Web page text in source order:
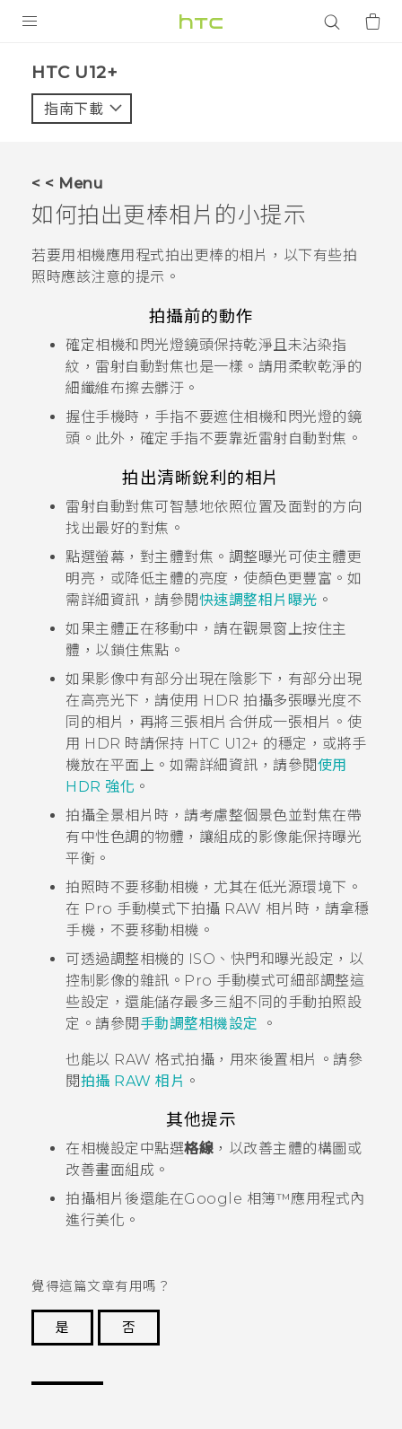
VIVE
應用程式
HTC U12+‎
指南下載
< < Menu
如何拍出更棒相片的小提示
若要用 相機應用程式拍出更棒的相片，以下有些拍
照時應該注意的提示。
拍攝前的動作
確定相機和閃光燈鏡頭保持乾淨且未沾染指
紋， 雷射自動對焦也是一樣。 請用柔軟乾淨的
細纖維布擦去髒汙。
握住手機時，手指不要遮住相機和閃光燈的鏡
頭。 此外，確定手指不要靠近雷射自動對焦。
拍出清晰銳利的相片
雷射自動對焦可智慧地依照位置及面對的方向
找出最好的對焦。
點選螢幕，對主體對焦。調整曝光可使主體更
明亮，或降低主體的亮度，使顏色更豐富。如
需詳細資訊，請參閱快速調整相片曝光 。
如果主體正在移動中，請在觀景窗上按住主
體，以鎖住焦點。
如果影像中有部分出現在陰影下，有部分出現
在高亮光下，請使用 HDR 拍攝多張曝光度不
同的相片，再將三張相片合併成一張相片。使
用 HDR 時請保持 HTC U12+‍ 的穩定，或將手
機放在平面上。如需詳細資訊，請參閱使用
HDR 強化 。
拍攝全景相片時，請考慮整個景色並對焦在帶
有中性色調的物體，讓組成的影像能保持曝光
平衡。
拍照時不要移動相機，尤其在低光源環境下。
在 Pro 手動模式下拍攝 RAW 相片時，請拿穩
手機，不要移動相機。
可透過調整相機的 ISO、快門和曝光設定，以
控制影像的雜訊。Pro 手動模式可細部調整這
些設定，還能儲存最多三組不同的手動拍照設
定。請參閱 手動調整相機設定 。
也能以 RAW 格式拍攝，用來後置相片。請參
閱拍攝 RAW 相片 。
其他提示
在相機設定中點選格線 ，以改善主體的構圖或
改善畫面組成。
拍攝相片後還能在Google 相簿™應用程式內
進行美化。
覺得這篇文章有用嗎？
是
否